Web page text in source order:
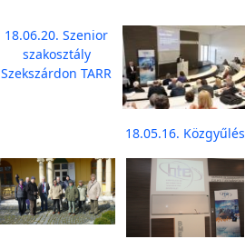
18.06.20. Szenior
szakosztály
Szekszárdon TARR
18.05.16. Közgyűlés